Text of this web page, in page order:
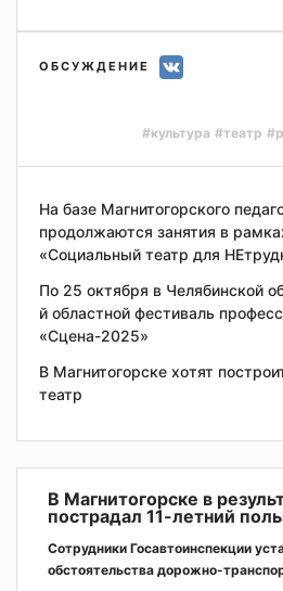
ОБСУЖДЕНИЕ
#культура #театр
На базе Магнитогорского
продолжаются занятия в
«Социальный театр для
По 25 октября в Челябинской
й областной фестиваль
«Сцена-2025»
В Магнитогорске хотят
театр
В Магнитогорске в
пострадал 11-летний
Сотрудники Госавтоинспекции
обстоятельства дорожно-